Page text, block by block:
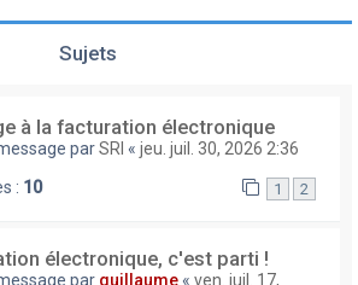
Sujets
à la facturation électronique
parSRI « jeu. juil. 30, 2026 2:36
: 10 1 2
électronique, c'est parti !
par guillaume « ven. juil. 17,